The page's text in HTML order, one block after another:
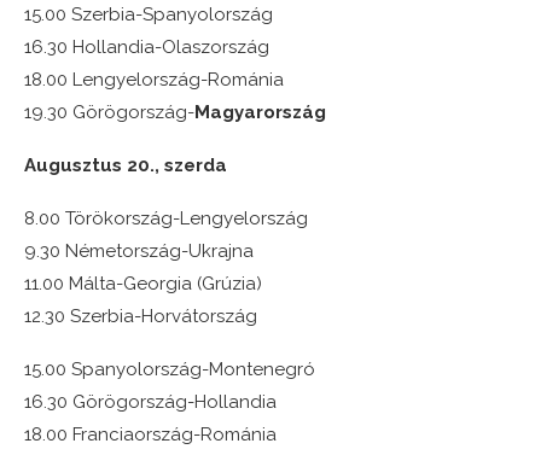
15.00 Szerbia-Spanyolország
16.30 Hollandia-Olaszország
18.00 Lengyelország-Románia
19.30 Görögország-Magyarország
Augusztus 20., szerda
8.00 Törökország-Lengyelország
9.30 Németország-Ukrajna
11.00 Málta-Georgia (Grúzia)
12.30 Szerbia-Horvátország
15.00 Spanyolország-Montenegró
16.30 Görögország-Hollandia
18.00 Franciaország-Románia